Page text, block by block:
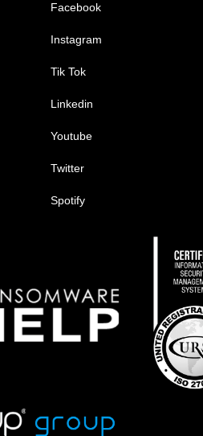
Facebook
Instagram
Tik Tok
Linkedin
Youtube
Twitter
Spotify